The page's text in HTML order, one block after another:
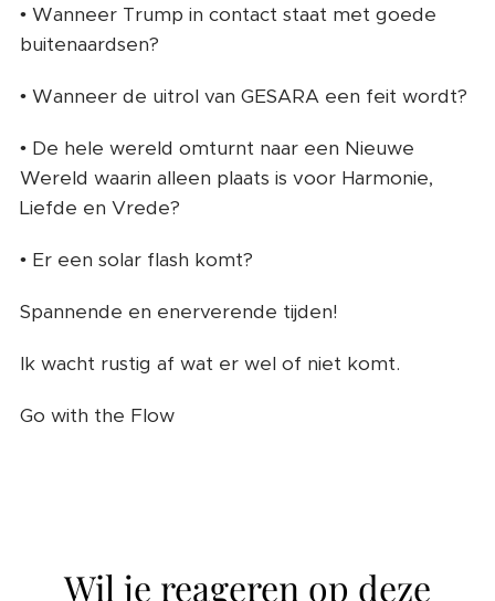
• Wanneer Trump in contact staat met goede
buitenaardsen?
• Wanneer de uitrol van GESARA een feit wordt?
• De hele wereld omturnt naar een Nieuwe
Wereld waarin alleen plaats is voor Harmonie,
Liefde en Vrede?
• Er een solar flash komt?
Spannende en enerverende tijden!
Ik wacht rustig af wat er wel of niet komt.
Go with the Flow ❤️
Wil je reageren op deze